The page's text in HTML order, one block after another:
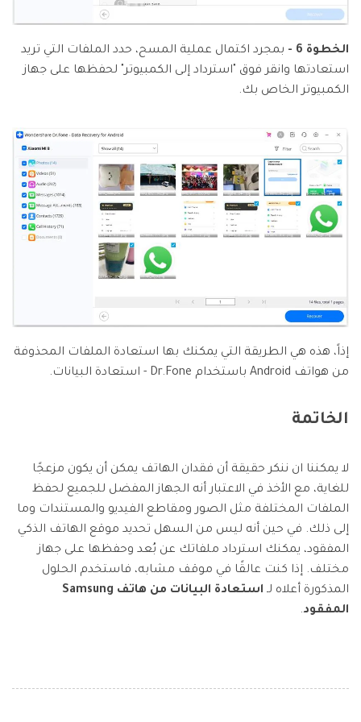
الخطوة 6 -
بمجرد اكتمال عملية المسح، حدد الملفات التي تريد
استعادتها وانقر فوق "استرداد إلى الكمبيوتر" لحفظها على جهاز
الكمبيوتر الخاص بك.
إذاً، هذه هي الطريقة التي يمكنك بها استعادة الملفات المحذوفة
من هواتف Android باستخدام Dr.Fone - استعادة البيانات.
الخاتمة
لا يمكننا ان ننكر حقيقة أن فقدان الهاتف يمكن أن يكون مزعجًا
للغاية، مع الأخذ في الاعتبار أنه الجهاز المفضل للجميع لحفظ
الملفات المختلفة مثل الصور ومقاطع الفيديو والمستندات وما
إلى ذلك. في حين أنه ليس من السهل تحديد موقع الهاتف الذكي
المفقود، يمكنك استرداد ملفاتك عن بُعد وحفظها على جهاز
مختلف. إذا كنت عالقًا في موقف مشابه، فاستخدم الحلول
المذكورة أعلاه لـ
استعادة البيانات من هاتف Samsung
المفقود.